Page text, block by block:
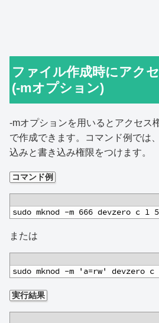
ファイル作成時にアク
(-mオプション)
-mオプションを用いるとアクセス
で作成できます。コマンド例では
込みと書き込み権限をつけます。
コマンド例
sudo mknod -m 666 devzero c 1 5
または
sudo mknod -m 'a=rw' devzero c
実行結果